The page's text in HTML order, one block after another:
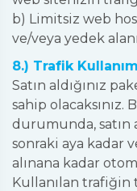
b) Limitsiz web
ve/veya yedek
8.) Trafik
Satın aldığınız
sahip olacaksınız.
durumunda,
sonraki aya kadar
alınana kadar
Kullanılan trafiğin